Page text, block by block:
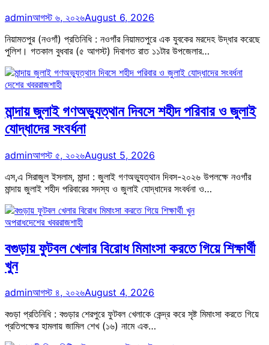
adminআগস্ট ৬, ২০২৬August 6, 2026
নিয়ামতপুর (নওগাঁ) প্রতিনিধি : নওগাঁর নিয়ামতপুরে এক যুবকের মরদেহ উদ্ধার করেছে
পুলিশ। গতকাল বুধবার (৫ আগস্ট) দিবাগত রাত ১১টার উপজেলার…
দেশের খবররাজশাহী
মান্দায় জুলাই গণঅভ্যুত্থান দিবসে শহীদ পরিবার ও জুলাই
যোদ্ধাদের সংবর্ধনা
adminআগস্ট ৫, ২০২৬August 5, 2026
এস,এ সিরাজুল ইসলাম, মান্দা : জুলাই গণঅভ্যুত্থান দিবস-২০২৬ উপলক্ষে নওগাঁর
মান্দায় জুলাই শহীদ পরিবারের সদস্য ও জুলাই যোদ্ধাদের সংবর্ধনা ও…
অপরাধদেশের খবররাজশাহী
বগুড়ায় ফুটবল খেলার বিরোধ মিমাংসা করতে গিয়ে শিক্ষার্থী
খুন
adminআগস্ট ৪, ২০২৬August 4, 2026
বগুড়া প্রতিনিধি : বগুড়ার শেরপুরে ফুটবল খেলাকে কেন্দ্র করে সৃষ্ট মিমাংসা করতে গিয়ে
প্রতিপক্ষের হামলায় জামিল শেখ (১৬) নামে এক…